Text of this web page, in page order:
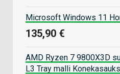
Microsoft Windows 11
135,90 €
AMD Ryzen 7 9800X3D
L3 Tray malli